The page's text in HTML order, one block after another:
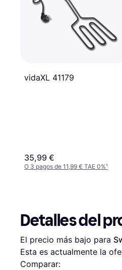
vidaXL 41179
35,99 €
O 3 pagos de 11,99 € TAE 0%¹
Detalles del
El precio más bajo para
Esta es actualmente la
Comparar: